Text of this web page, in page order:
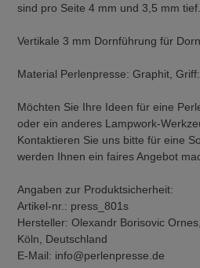
sind pro Seite 4 mm und 3,5 mm tief.
Vertikale 3 mm Dornführung für
Material Perlenpresse: Graphit,
Möchten Sie Ihre Ideen für eine
oder ein anderes Lampwork-
Kontaktieren Sie uns bitte für eine
werden Ihnen ein faires Angebot
Angaben zur Produktsicherheit:
Artikel-nr.: press_801s
Hersteller: Olexandr Borisovic
Köln, Deutschland
E-Mail: info@perlenpresse.de